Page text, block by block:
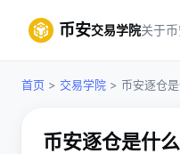
币安交易学院关于
首页 > 交易学院 > 币安逐仓
币安逐仓是什